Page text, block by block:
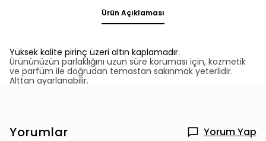
Ürün Açıklaması
Yüksek kalite pirinç üzeri altın kaplamadır.
Ürününüzün parlaklığını uzun süre koruması için, kozmetik
ve parfüm ile doğrudan temastan sakınmak yeterlidir.
Alttan ayarlanabilir.
Yorumlar Yorum Yap